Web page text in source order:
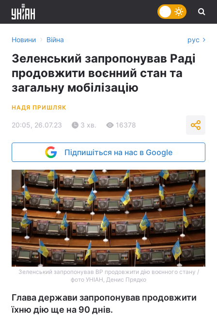
Новини › Війна рус
Зеленський запропонував Раді
продовжити воєнний стан та
загальну мобілізацію
НАДЯ ПРИШЛЯК
20:05, 26.07.23 3 хв. 16378
Підпишіться на нас в Google
Зеленський запропонував ВР продовжити дію воєнного стану /
фото УНІАН, Денис Прядко
Глава держави запропонував продовжити
їхню дію ще на 90 днів.